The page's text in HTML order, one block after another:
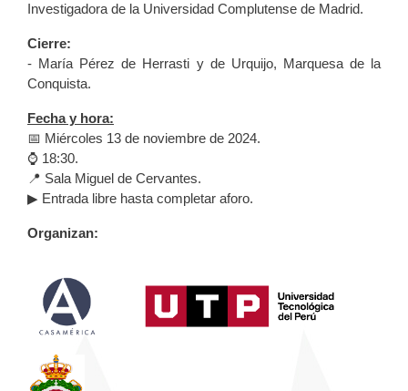
Investigadora de la Universidad Complutense de Madrid.
Cierre:
- María Pérez de Herrasti y de Urquijo, Marquesa de la
Conquista.
Fecha y hora:
📅 Miércoles 13 de noviembre de 2024.
⌚ 18:30.
📍 Sala Miguel de Cervantes.
▶ Entrada libre hasta completar aforo.
Organizan: